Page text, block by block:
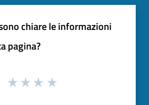
chiare le informazioni
pagina?